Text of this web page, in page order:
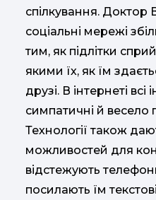
спілкування.
соціальні мережі
тим, як підлітки
якими їх, як їм
друзі. В інтернеті
симпатичні й весело
Технології також
можливостей для
відстежують
посилають їм